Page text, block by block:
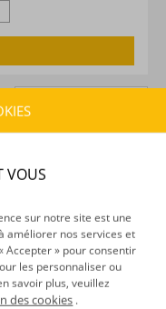
08/2026
VOUS
sur notre site est une
améliorer nos services et
Accepter » pour consentir
les personnaliser ou
savoir plus, veuillez
des cookies .